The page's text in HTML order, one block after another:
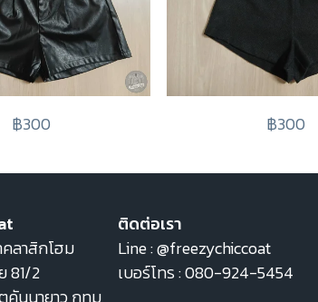
฿300 ฿300
คลาสิกโฮม
81/2
คันนายาว กทม
ติดต่อเรา
Line :@freezychiccoat
เบอร์โทร :080-924-5454